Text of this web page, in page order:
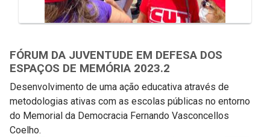
FÓRUM DA JUVENTUDE EM DEFESA DOS
ESPAÇOS DE MEMÓRIA 2023.2
Desenvolvimento de uma ação educativa através de
metodologias ativas com as escolas públicas no entorno
do Memorial da Democracia Fernando Vasconcellos
Coelho.